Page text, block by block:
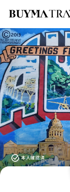
本人確認済